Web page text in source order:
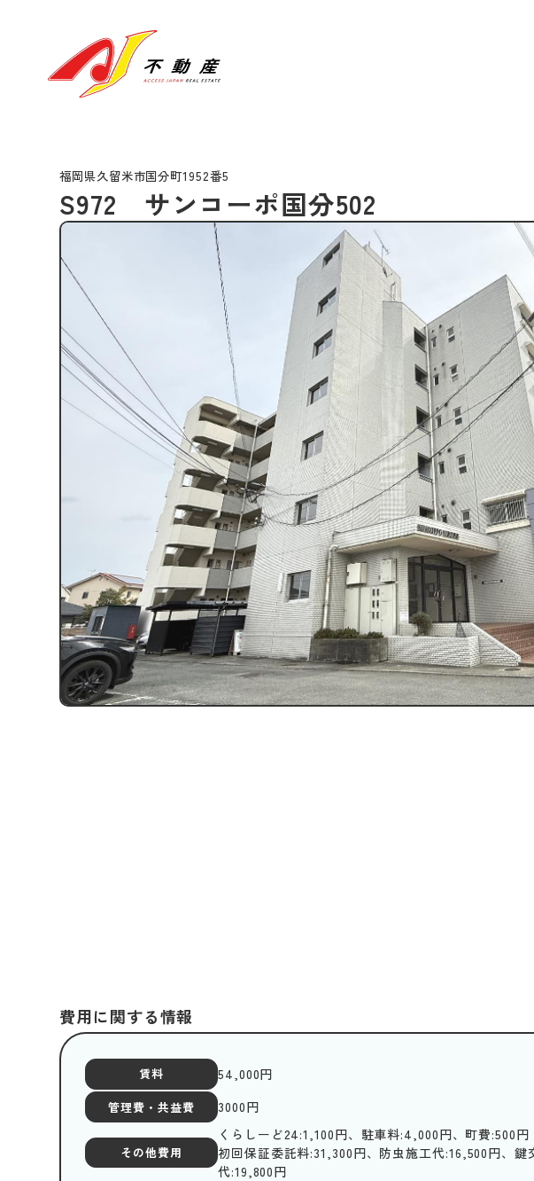
福岡県久留米市国分町1952番5
S972 サンコーポ国分502
費用に関する情報
賃料 54,000円
管理費・共益費 3000円
その他費用
くらしーど24:1,100円、駐車料:4,000円、町費:500円
初回保証委託料:31,300円、防虫施工代:16,500円、鍵
代:19,800円